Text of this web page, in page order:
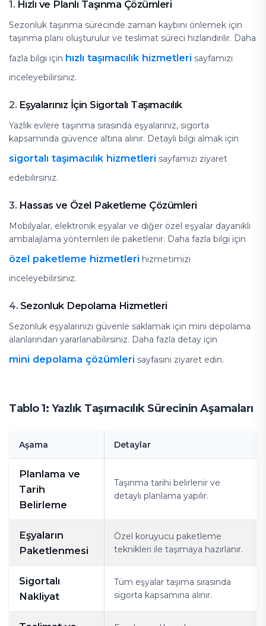
1. Hızlı ve Planlı Taşınma Çözümleri
Sezonluk taşınma sürecinde zaman kaybını önlemek için
taşınma planı oluşturulur ve teslimat süreci hızlandırılır. Daha
fazla bilgi için hızlı taşımacılık hizmetleri sayfamızı
inceleyebilirsiniz.
2. Eşyalarınız İçin Sigortalı Taşımacılık
Yazlık evlere taşınma sırasında eşyalarınız, sigorta
kapsamında güvence altına alınır. Detaylı bilgi almak için
sigortalı taşımacılık hizmetleri sayfamızı ziyaret
edebilirsiniz.
3. Hassas ve Özel Paketleme Çözümleri
Mobilyalar, elektronik eşyalar ve diğer özel eşyalar dayanıklı
ambalajlama yöntemleri ile paketlenir. Daha fazla bilgi için
özel paketleme hizmetleri hizmetimizi
inceleyebilirsiniz.
4. Sezonluk Depolama Hizmetleri
Sezonluk eşyalarınızı güvenle saklamak için mini depolama
alanlarından yararlanabilirsiniz. Daha fazla detay için
mini depolama çözümleri sayfasını ziyaret edin.
Tablo 1: Yazlık Taşımacılık Sürecinin Aşamaları
Aşama Detaylar
Planlama ve
Tarih
Belirleme
Taşınma tarihi belirlenir ve
detaylı planlama yapılır.
Eşyaların
Paketlenmesi
Özel koruyucu paketleme
teknikleri ile taşımaya hazırlanır.
Sigortalı
Nakliyat
Tüm eşyalar taşıma sırasında
sigorta kapsamına alınır.